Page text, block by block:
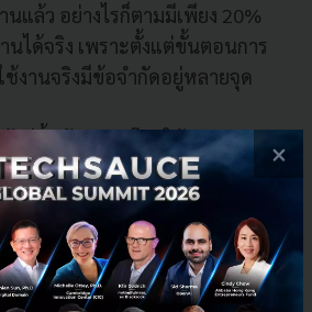
นแล้ว อย่างไรก็ตามมีเพียง 20%
นได้จริง เพราะตั้งแต่ขั้นตอนการ
ช้งานจริงมีข้อจำกัดอยู่หลายจุด
วิธีตั้งเป้าหมายโดยใช้ Quick Win
นะได้ในเวลาอันสั้น เพื่อสร้างกำลัง
ให้บุคลากรในองค์กรเห็นภาพเป้า
รวมถึงช่วยให้เข้าใจภาพของการ
ารทำงานร่วมกันมากขึ้นด้วย
×